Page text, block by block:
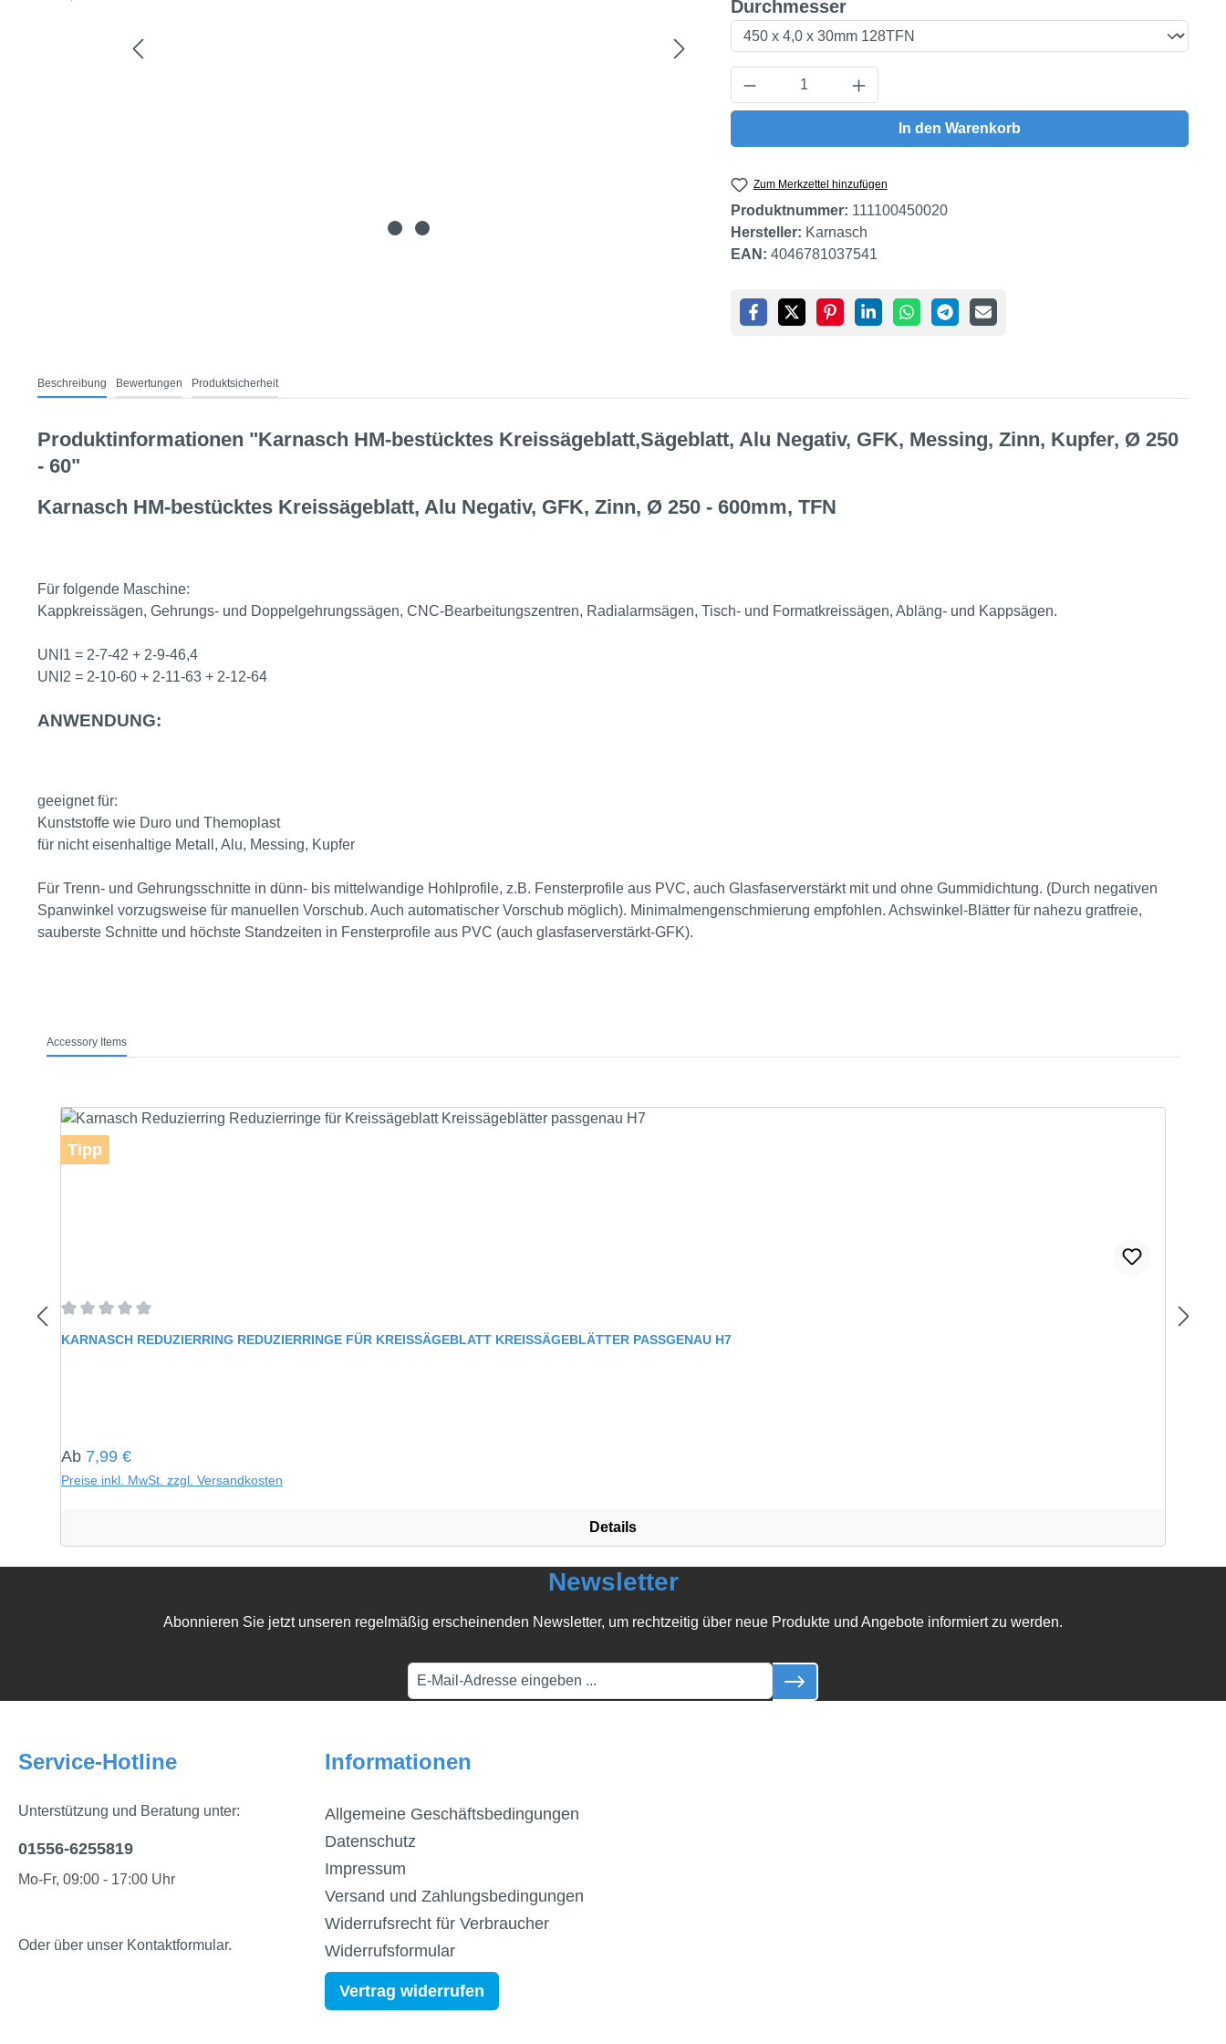
Durchmesserauswählen
Produkt Anzahl: Gib den gewünschten Wert ein
In den Warenkorb
Zum Merkzettel hinzufügen
Produktnummer: 111100450020
Hersteller: Karnasch
EAN: 4046781037541
Beschreibung Bewertungen Produktsicherheit
Produktinformationen "Karnasch HM-bestücktes Kreissägeblatt,Sägeblatt, Alu Negativ, GFK, Messing, Zinn, Kupfer, Ø 250
- 60"
Karnasch HM-bestücktes Kreissägeblatt, Alu Negativ, GFK, Zinn, Ø 250 - 600mm, TFN
Für folgende Maschine:
Kappkreissägen, Gehrungs- und Doppelgehrungssägen, CNC-Bearbeitungszentren, Radialarmsägen, Tisch- und Formatkreissägen, Abläng- und Kappsägen.
UNI1 = 2-7-42 + 2-9-46,4
UNI2 = 2-10-60 + 2-11-63 + 2-12-64
ANWENDUNG:
geeignet für:
Kunststoffe wie Duro und Themoplast
für nicht eisenhaltige Metall, Alu, Messing, Kupfer
Für Trenn- und Gehrungsschnitte in dünn- bis mittelwandige Hohlprofile, z.B. Fensterprofile aus PVC, auch Glasfaserverstärkt mit und ohne Gummidichtung. (Durch negativen
Spanwinkel vorzugsweise für manuellen Vorschub. Auch automatischer Vorschub möglich). Minimalmengenschmierung empfohlen. Achswinkel-Blätter für nahezu gratfreie,
sauberste Schnitte und höchste Standzeiten in Fensterprofile aus PVC (auch glasfaserverstärkt-GFK).
Accessory Items
Tipp
Durchschnittliche Bewertung von 0 von 5 Sternen
KARNASCH REDUZIERRING REDUZIERRINGE FÜR KREISSÄGEBLATT KREISSÄGEBLÄTTER PASSGENAU H7
Regulärer Preis:
Ab 7,99 €
Preise inkl. MwSt. zzgl. Versandkosten
Details
Newsletter
Abonnieren Sie jetzt unseren regelmäßig erscheinenden Newsletter, um rechtzeitig über neue Produkte und Angebote informiert zu werden.
Service-Hotline
Unterstützung und Beratung unter:
01556-6255819
Mo-Fr, 09:00 - 17:00 Uhr
Oder über unser Kontaktformular.
Informationen
Allgemeine Geschäftsbedingungen
Datenschutz
Impressum
Versand und Zahlungsbedingungen
Widerrufsrecht für Verbraucher
Widerrufsformular
Vertrag widerrufen